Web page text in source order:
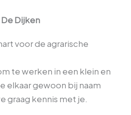
Dijken
voor de agrarische
te werken in een klein en
elkaar gewoon bij naam
graag kennis met je.